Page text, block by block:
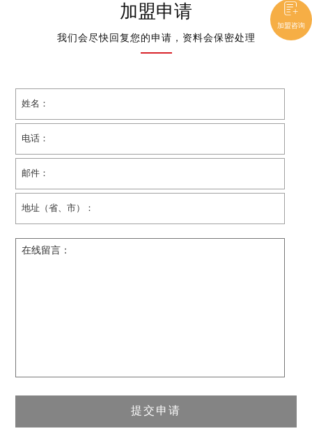
加盟申请
我们会尽快回复您的申请，资料会保密处理
加盟咨询